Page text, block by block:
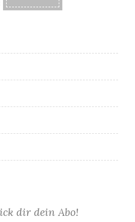
dir dein Abo!